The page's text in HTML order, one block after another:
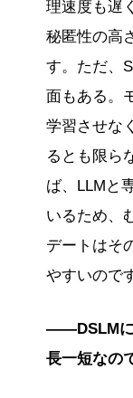
理速度も遅
秘匿性の高
す。ただ、
面もある。
学習させな
るとも限ら
ば、LLMと
いるため、
デートはそ
やすいので
――DSLMに
長一短なの